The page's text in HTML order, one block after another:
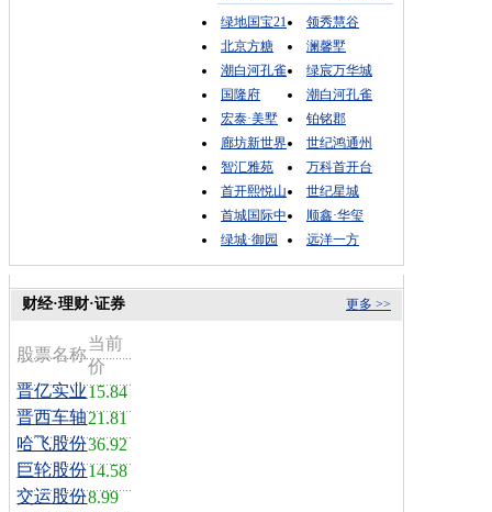
绿地国宝21
领秀慧谷
北京方糖
澜馨墅
潮白河孔雀
绿宸万华城
国隆府
潮白河孔雀
宏泰·美墅
铂铭郡
廊坊新世界
世纪鸿通州
智汇雅苑
万科首开台
首开熙悦山
世纪星城
首城国际中
顺鑫·华玺
绿城·御园
远洋一方
更多 >>
财经·理财·证券
股票名称
当前
价
晋亿实业15.84
晋西车轴21.81
哈飞股份36.92
巨轮股份14.58
交运股份8.99